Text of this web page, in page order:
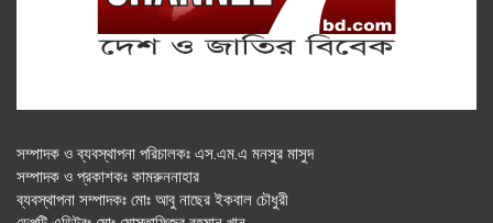
সম্পাদক ও ব্যবস্থাপনা পরিচালকঃ এস.এম.এ মনসুর মাসুদ
সম্পাদক ও প্রকাশকঃ কামরুননাহার
ব্যবস্থাপনা সম্পাদকঃ মোঃ আবু নাছের ইকবাল চৌধুরী